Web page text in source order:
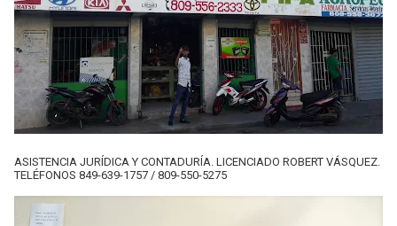
ASISTENCIA JURÍDICA Y CONTADURÍA. LICENCIADO ROBERT VÁSQUEZ.
TELÉFONOS 849-639-1757 / 809-550-5275